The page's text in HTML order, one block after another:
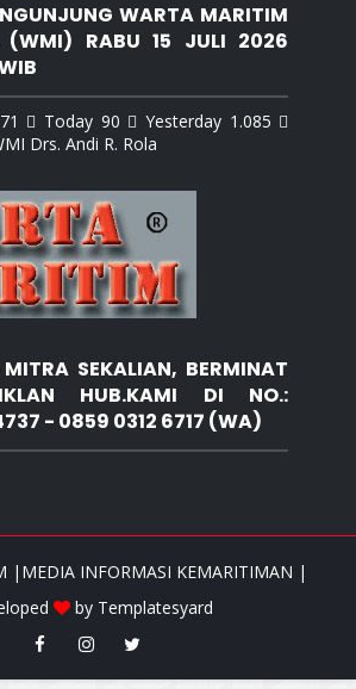
WARTA MARITIM
(WMI) RABU 15 JULI 2026
 Today 90  Yesterday 1.085 
Drs. Andi R. Rola
SEKALIAN, BERMINAT
HUB.KAMI DI NO.:
- 0859 0312 6717 (WA)
|MEDIA INFORMASI KEMARITIMAN |
by Templatesyard